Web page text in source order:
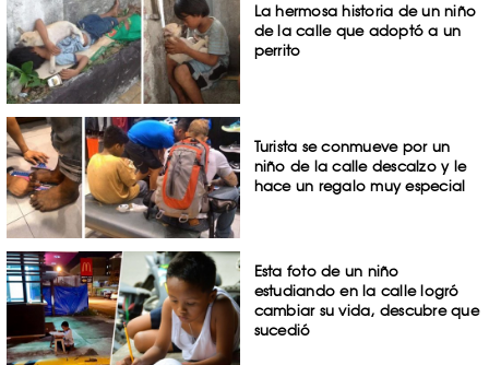
La hermosa historia de un niño
de la calle que adoptó a un
perrito
Turista se conmueve por un
niño de la calle descalzo y le
hace un regalo muy especial
Esta foto de un niño
estudiando en la calle logró
cambiar su vida, descubre que
sucedió